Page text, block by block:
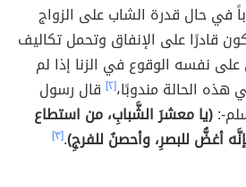
في حال قدرة الشاب على الزواج
قادرًا على الإنفاق وتحمل تكاليف
على نفسه الوقوع في الزنا إذا لم
هذه الحالة مندوبًا،[٢]
قال رسول
:(يا معشرَ الشَّبابِ، من استطاع
أغضُّ للبصرِ، وأحصنُ للفرجِ).[٣]